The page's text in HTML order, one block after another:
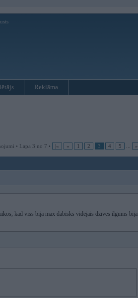
Reklāma
• Lapa 3 no 7 • |« « 1 2 3 4 5 »
kad viss bija max dabisks vidējais dzīves ilgums bija